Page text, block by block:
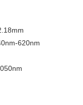
620nm